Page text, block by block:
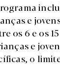
e
os 6 e os
e
o